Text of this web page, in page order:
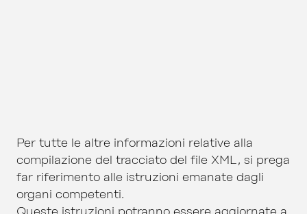
Per tutte le altre informazioni relative alla
compilazione del tracciato del file XML, si prega
far riferimento alle istruzioni emanate dagli
organi competenti.